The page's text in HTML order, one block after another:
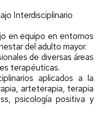
Interdisciplinario
en equipo en entornos
del adulto mayor.
de diversas áreas
terapéuticas.
aplicados a la
arteterapia, terapia
psicología positiva y